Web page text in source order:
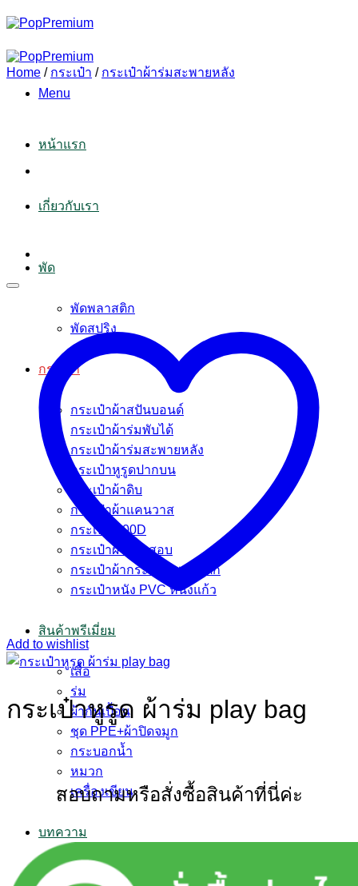
to
Menu
หน้าแรก
เกี่ยวกับเรา
พัด
พัดพลาสติก
พัดสปริง
กระเป๋า
กระเป๋าผ้าสปันบอนด์
กระเป๋าผ้าร่มพับได้
กระเป๋าผ้าร่มสะพายหลัง
กระเป๋าหูรูดปากบน
กระเป๋าผ้าดิบ
กระเป๋าผ้าแคนวาส
กระเป๋า 600D
กระเป๋าผ้ากระสอบ
กระเป๋าผ้ากระสอบพลาสติก
กระเป๋าหนัง PVC หนังแก้ว
สินค้าพรีเมี่ยม
เสื้อ
ร่ม
ผ้ากันเปื้อน
ชุด PPE+ผ้าปิดจมูก
กระบอกน้ำ
หมวก
เครื่องเขียน
บทความ
Home / กระเป๋า / กระเป๋าผ้าร่มสะพายหลัง
Add to wishlist
กระเป๋าหูรูด ผ้าร่ม play bag
สอบถามหรือสั่งซื้อสินค้าที่นี่ค่ะ